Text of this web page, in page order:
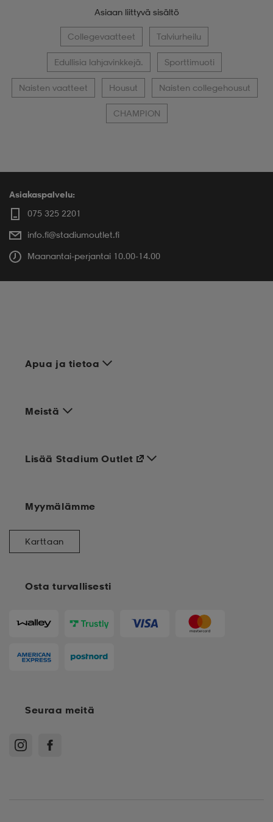
Asiaan liittyvä sisältö
Collegevaatteet Talviurheilu
Edullisia lahjavinkkejä. Sporttimuoti
Naisten vaatteet Housut Naisten collegehousut
CHAMPION
Asiakaspalvelu:
075 325 2201
info.fi@stadiumoutlet.fi
Maanantai-perjantai 10.00-14.00
Apua ja tietoa
Meistä
Osta turvallisesti
Lisää Stadium Outlet
Myymälämme
Karttaan
Seuraa meitä